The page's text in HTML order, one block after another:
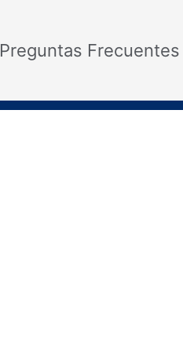
Preguntas Frecuentes